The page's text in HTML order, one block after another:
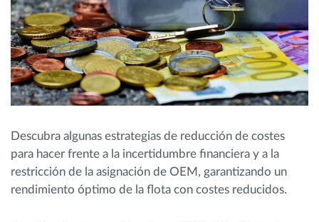
Descubra algunas estrategias de reducción de costes
para hacer frente a la incertidumbre financiera y a la
restricción de la asignación de OEM, garantizando un
rendimiento óptimo de la flota con costes reducidos.